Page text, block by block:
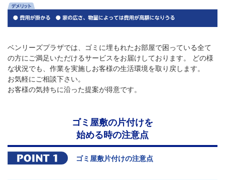
ベンリーズプラザでは、ゴミに埋もれたお部屋で困っている全て
の方にご満足いただけるサービスをお届けしております。 どの様
な状況でも、作業を実施しお客様の生活環境を取り戻します。
お気軽にご相談下さい。
お客様の気持ちに沿った提案が得意です。
ゴミ屋敷の片付けを
始める時の注意点
ゴミ屋敷片付けの注意点